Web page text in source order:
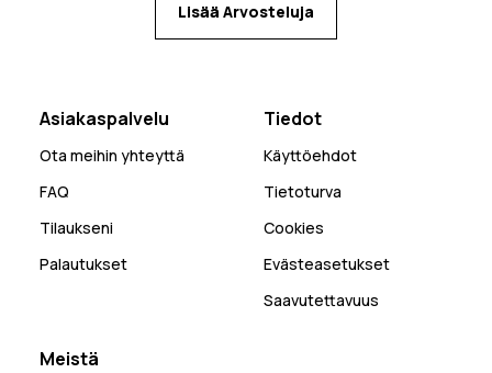
Lisää Arvosteluja
Asiakaspalvelu
Ota meihin yhteyttä
FAQ
Tilaukseni
Palautukset
Tiedot
Käyttöehdot
Tietoturva
Cookies
Evästeasetukset
Saavutettavuus
Meistä